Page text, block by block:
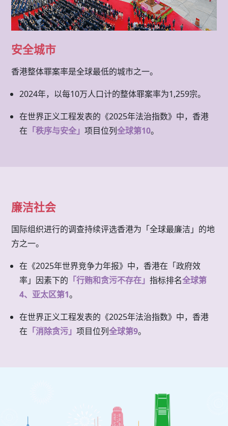
安全城市
香港整体罪案率是全球最低的城市之一。
2024年，以每10万人口计的整体罪案率为1,259宗。
在世界正义工程发表的《2025年法治指数》中，香港
在 「秩序与安全」项目位列全球第10。
廉洁社会
国际组织进行的调查持续评选香港为「全球最廉洁」的地
方之一。
在《2025年世界竞争力年报》中，香港在「政府效
率」因素下的 「行贿和贪污不存在」指标排名全球第
4、亚太区第1。
在世界正义工程发表的《2025年法治指数》中，香港
在 「消除贪污」项目位列全球第9。